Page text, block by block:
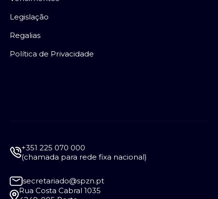
Legislação
Regalias
Política de Privacidade
+351 225 070 000
(chamada para rede fixa nacional)
secretariado@spzn.pt
Rua Costa Cabral 1035